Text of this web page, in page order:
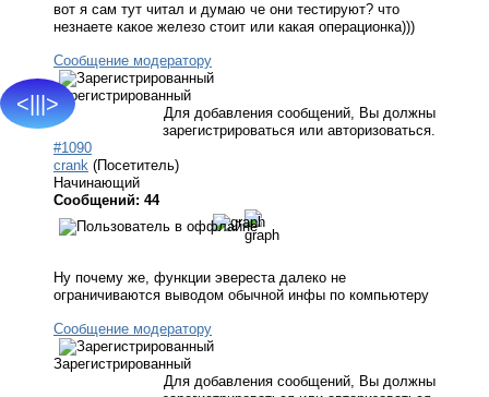
<|||>
вот я сам тут читал и думаю че они тестируют? что
незнаете какое железо стоит или какая операционка)))
Сообщение модератору
Зарегистрированный
Для добавления сообщений, Вы должны
зарегистрироваться или авторизоваться.
#1090
crank (Посетитель)
Начинающий
Сообщений: 44
Ну почему же, функции эвереста далеко не
ограничиваются выводом обычной инфы по компьютеру
Сообщение модератору
Зарегистрированный
Для добавления сообщений, Вы должны